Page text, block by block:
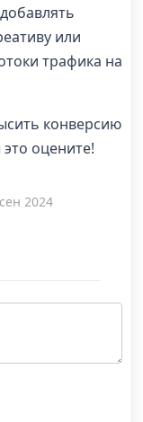
или
трафика на
конверсию
оцените!
2024